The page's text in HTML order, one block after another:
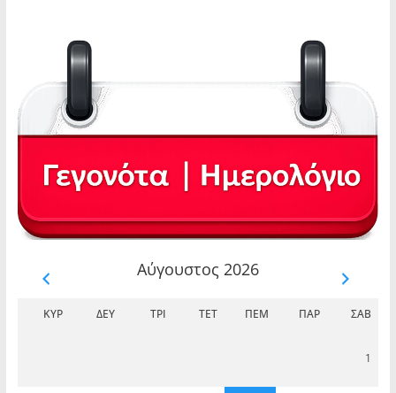
Αύγουστος 2026
ΚΥΡ ΔΕΥ ΤΡΊ ΤΕΤ ΠΈΜ ΠΑΡ ΣΆΒ
1